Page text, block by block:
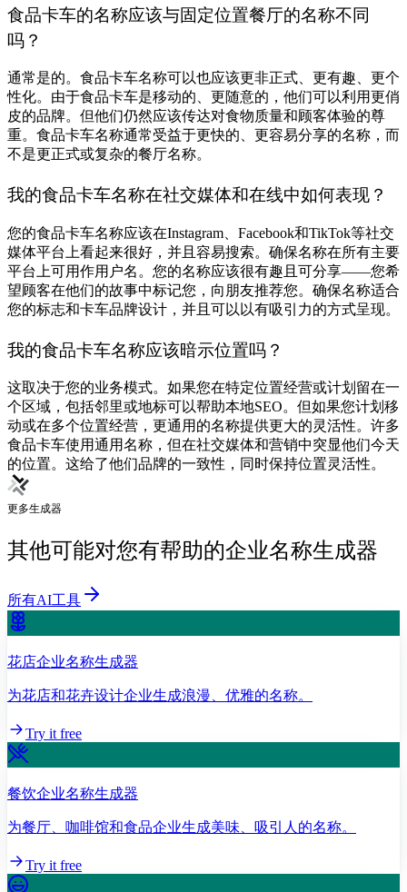
食品卡车的名称应该与固定位置餐厅的名称不同
吗？
通常是的。食品卡车名称可以也应该更非正式、更有趣、更个
性化。由于食品卡车是移动的、更随意的，他们可以利用更俏
皮的品牌。但他们仍然应该传达对食物质量和顾客体验的尊
重。食品卡车名称通常受益于更快的、更容易分享的名称，而
不是更正式或复杂的餐厅名称。
我的食品卡车名称在社交媒体和在线中如何表现？
您的食品卡车名称应该在Instagram、Facebook和TikTok等社交
媒体平台上看起来很好，并且容易搜索。确保名称在所有主要
平台上可用作用户名。您的名称应该很有趣且可分享——您希
望顾客在他们的故事中标记您，向朋友推荐您。确保名称适合
您的标志和卡车品牌设计，并且可以以有吸引力的方式呈现。
我的食品卡车名称应该暗示位置吗？
这取决于您的业务模式。如果您在特定位置经营或计划留在一
个区域，包括邻里或地标可以帮助本地SEO。但如果您计划移
动或在多个位置经营，更通用的名称提供更大的灵活性。许多
食品卡车使用通用名称，但在社交媒体和营销中突显他们今天
的位置。这给了他们品牌的一致性，同时保持位置灵活性。
更多生成器
其他可能对您有帮助的企业名称生成器
所有AI工具
花店企业名称生成器
为花店和花卉设计企业生成浪漫、优雅的名称。
Try it free
餐饮企业名称生成器
为餐厅、咖啡馆和食品企业生成美味、吸引人的名称。
Try it free